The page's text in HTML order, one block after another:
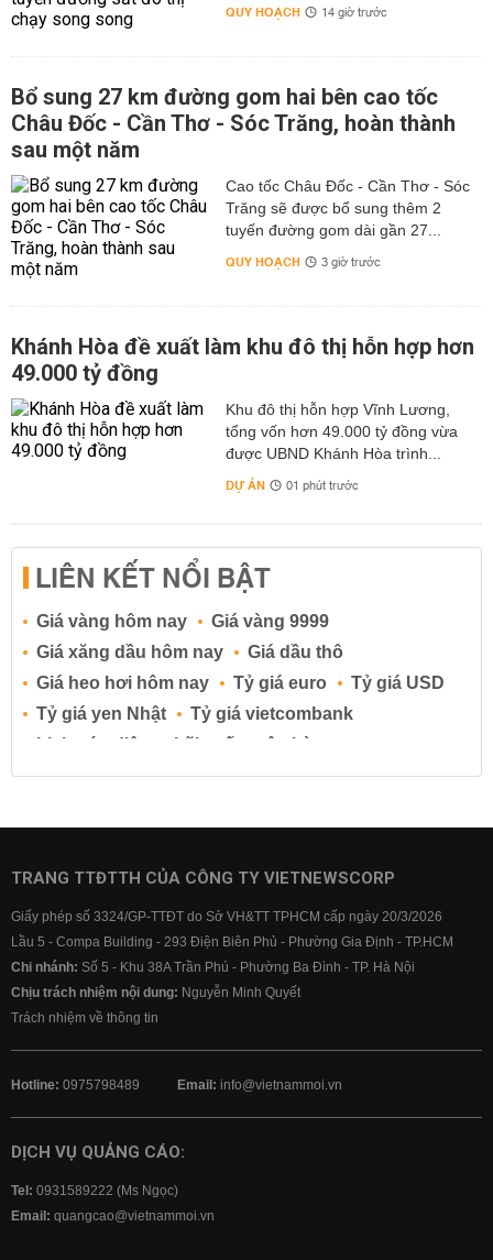
QUY HOẠCH 14 giờ trước
Bổ sung 27 km đường gom hai bên cao tốc
Châu Đốc - Cần Thơ - Sóc Trăng, hoàn thành
sau một năm
Cao tốc Châu Đốc - Cần Thơ - Sóc
Trăng sẽ được bổ sung thêm 2
tuyến đường gom dài gần 27...
QUY HOẠCH 3 giờ trước
Khánh Hòa đề xuất làm khu đô thị hỗn hợp hơn
49.000 tỷ đồng
Khu đô thị hỗn hợp Vĩnh Lương,
tổng vốn hơn 49.000 tỷ đồng vừa
được UBND Khánh Hòa trình...
DỰ ÁN 01 phút trước
LIÊN KẾT NỔI BẬT
Giá vàng hôm nay
Giá vàng 9999
Giá xăng dầu hôm nay
Giá dầu thô
Giá heo hơi hôm nay
Tỷ giá euro
Tỷ giá USD
Tỷ giá yen Nhật
Tỷ giá vietcombank
Lịch cúp điện
Lãi suất ngân hàng
Lãi suất tiết kiệm
Lãi suất tiền gửi
Lãi suất ngân hàng BIDV
Lãi suất ngân hàng Vietcombank
TRANG TTĐTTH CỦA CÔNG TY VIETNEWSCORP
Giấy phép số 3324/GP-TTĐT do Sở VH&TT TPHCM cấp ngày 20/3/2026
Lầu 5 - Compa Building - 293 Điện Biên Phủ - Phường Gia Định - TP.HCM
Chi nhánh: Số 5 - Khu 38A Trần Phú - Phường Ba Đình - TP. Hà Nội
Chịu trách nhiệm nội dung: Nguyễn Minh Quyết
Trách nhiệm về thông tin
Hotline: 0975798489 Email: info@vietnammoi.vn
DỊCH VỤ QUẢNG CÁO:
Tel: 0931589222 (Ms Ngọc)
Email: quangcao@vietnammoi.vn